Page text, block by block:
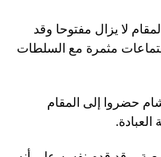
لا يزال مفتوحا وقد
مثمرة مع السلطات
حضروا إلى المقام